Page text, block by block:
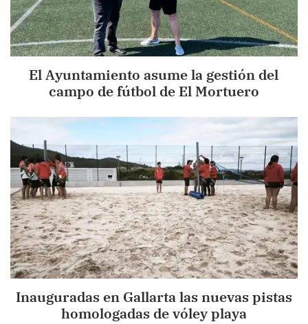
El Ayuntamiento asume la gestión del
campo de fútbol de El Mortuero
Inauguradas en Gallarta las nuevas pistas
homologadas de vóley playa